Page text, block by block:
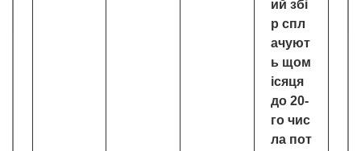
ий збі
р спл
ачуют
ь щом
ісяця
до 20-
го чис
ла пот